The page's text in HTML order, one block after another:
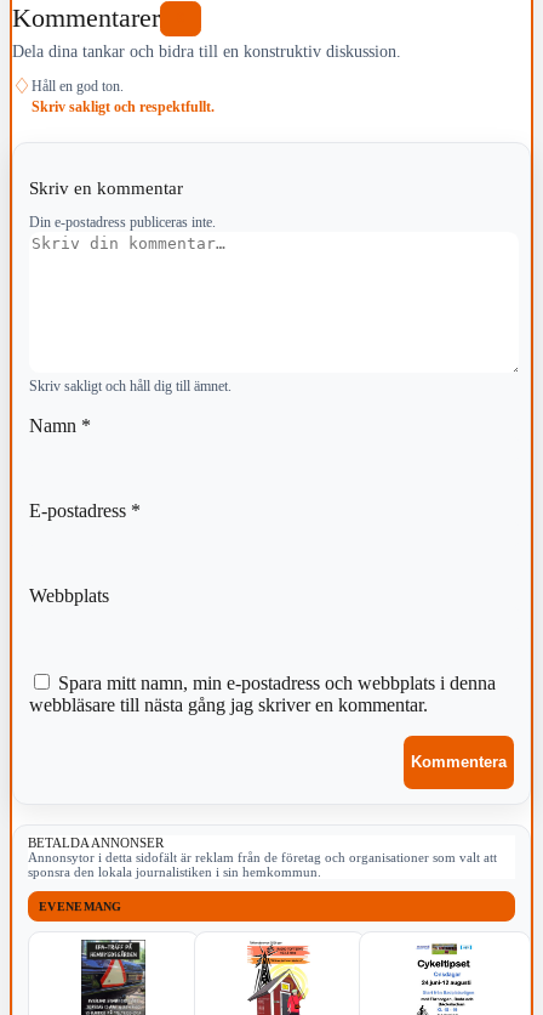
Kommentarer
Dela dina tankar och bidra till en konstruktiv diskussion.
♢ Håll en god ton.
Skriv sakligt och respektfullt.
Skriv en kommentar
Din e-postadress publiceras inte.
Kommentar
Skriv sakligt och håll dig till ämnet.
Namn *
E-postadress *
Webbplats
Spara mitt namn, min e-postadress och webbplats i denna
webbläsare till nästa gång jag skriver en kommentar.
BETALDA ANNONSER
Annonsytor i detta sidofält är reklam från de företag och organisationer som valt att
sponsra den lokala journalistiken i sin hemkommun.
EVENEMANG